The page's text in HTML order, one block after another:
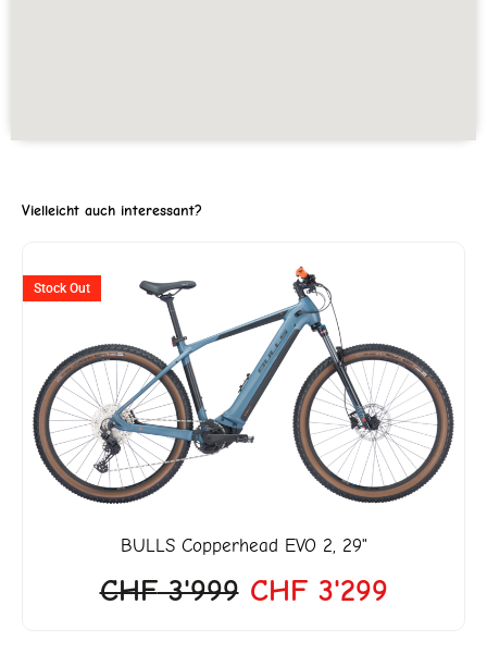
Vielleicht auch interessant?
Stock Out
BULLSCopperhead EVO 2, 29"
CHF3'999
Ursprünglicher
Preis
war:
CHF 3'999
CHF3'299
ist:
CHF